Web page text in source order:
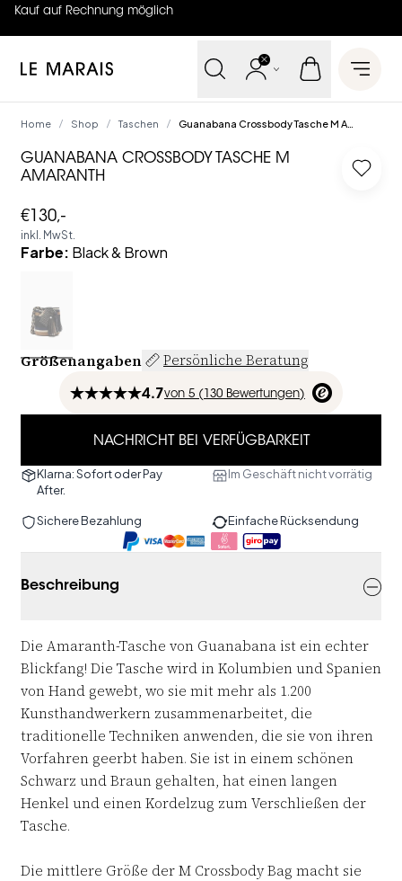
Kauf auf Rechnung möglich
4.7 von 5 (130 Bewertungen
Le Marais Open
Home / Shop / Taschen /
GUANABANA CROSSBODY TASCHE M
AMARANTH
Log
€130,-
inkl. MwSt.
Farbe: Black & Brown
Größenangaben Persönliche Beratung
4.7von 5 ( 130 Bewertungen)
NACHRICHT BEI VERFÜGBARKEIT
Klarna: Sofort oder Pay
After.
Im Geschäft nicht vorrätig
Sichere Bezahlung Einfache Rücksendung
Beschreibung
Die Amaranth-Tasche von Guanabana ist ein echter
Blickfang! Die Tasche wird in Kolumbien und Spanien
von Hand gewebt, wo sie mitmehr als 1.200
Kunsthandwerkern zusammenarbeitet, die
traditionelle Techniken anwenden, die sie von ihren
Vorfahren geerbt haben. Sie ist in einem schönen
Schwarz und Braun gehalten, hat einen langen
Henkel und einen Kordelzug zum Verschließen der
Tasche.
Die mittlere Größe der M Crossbody Bag macht sie